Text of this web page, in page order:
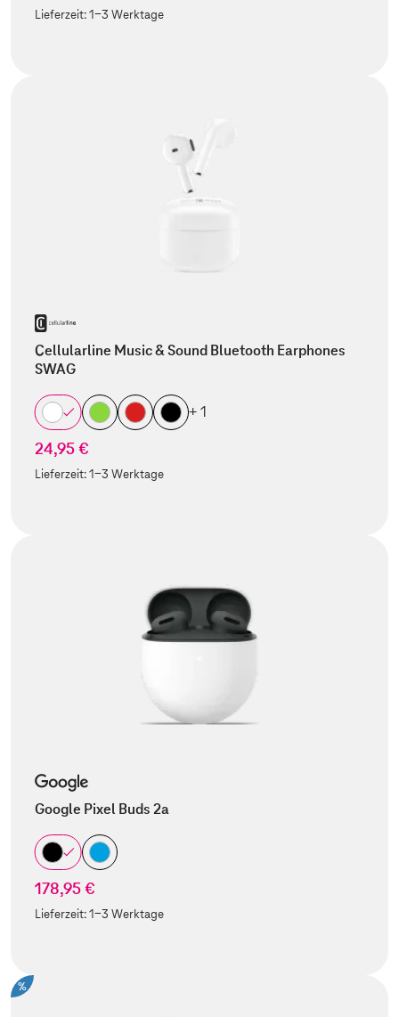
Lieferzeit:1-3 Werktage
Cellularline Music & Sound Bluetooth Earphones
SWAG
+ 1
24,95 €
Lieferzeit:1-3 Werktage
Google Pixel Buds 2a
178,95 €
Lieferzeit:1-3 Werktage
%